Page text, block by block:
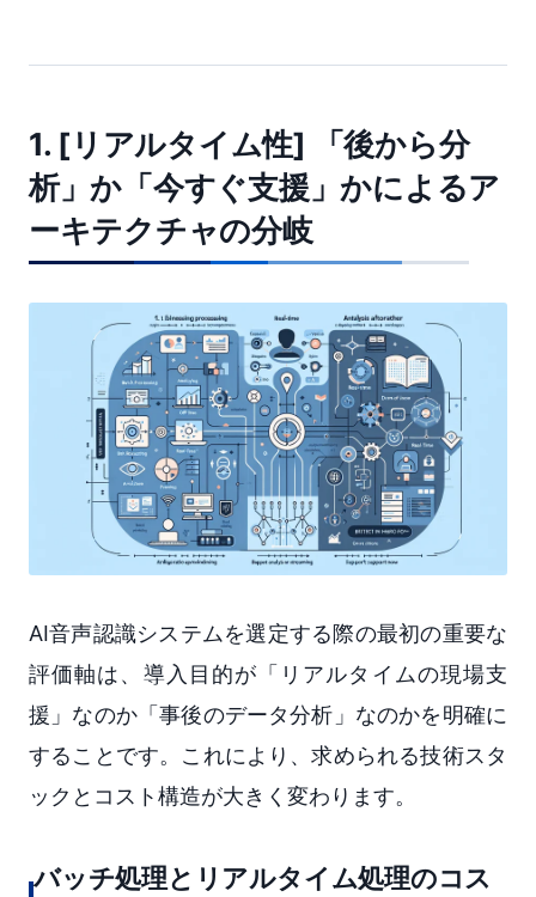
1. [リアルタイム性] 「後から分
析」か「今すぐ支援」かによるア
ーキテクチャの分岐
AI音声認識システムを選定する際の最初の重要な
評価軸は、導入目的が「リアルタイムの現場支
援」なのか「事後のデータ分析」なのかを明確に
することです。これにより、求められる技術スタ
ックとコスト構造が大きく変わります。
バッチ処理とリアルタイム処理のコス